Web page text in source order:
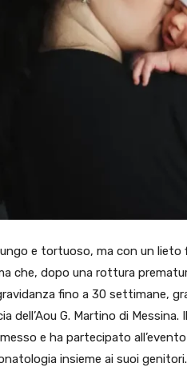
e tortuoso, ma con un lieto
che, dopo una rottura
fino a 30 settimane,
dell’Aou G. Martino di
e ha partecipato
insieme ai suoi genitori.